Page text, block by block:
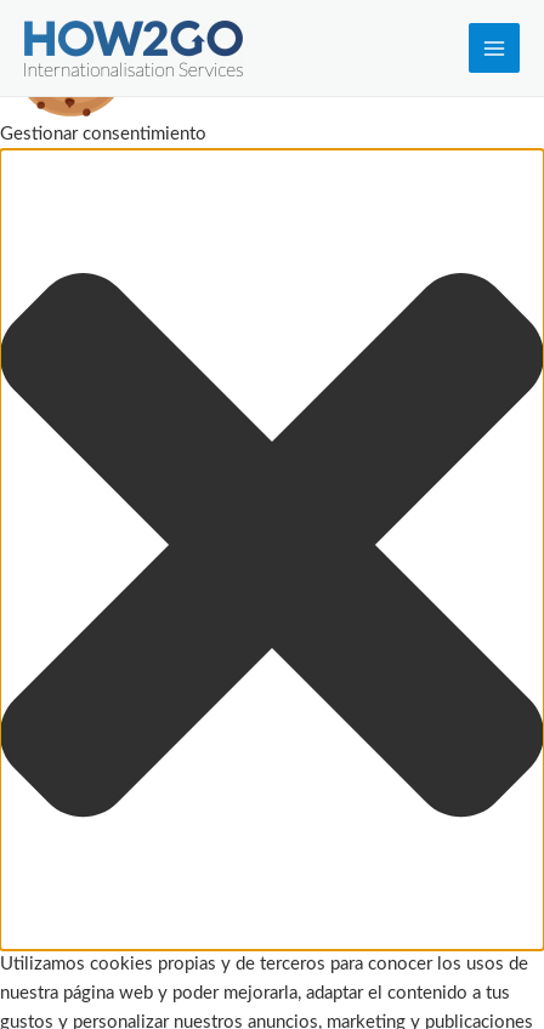
Gestionar consentimiento
Utilizamos cookies propias y de terceros para conocer los usos de
nuestra página web y poder mejorarla, adaptar el contenido a tus
gustos y personalizar nuestros anuncios, marketing y publicaciones
Main